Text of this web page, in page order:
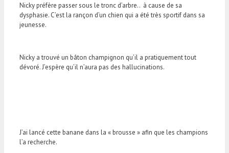
Nicky préfère passer sous le tronc d’arbre.. à cause de sa
dysphasie. C’est la rançon d’un chien qui a été très sportif dans sa
jeunesse.
Nicky a trouvé un bâton champignon qu’il a pratiquement tout
dévoré. J’espère qu’il n’aura pas des hallucinations.
J’ai lancé cette banane dans la « brousse » afin que les champions
l’a recherche.